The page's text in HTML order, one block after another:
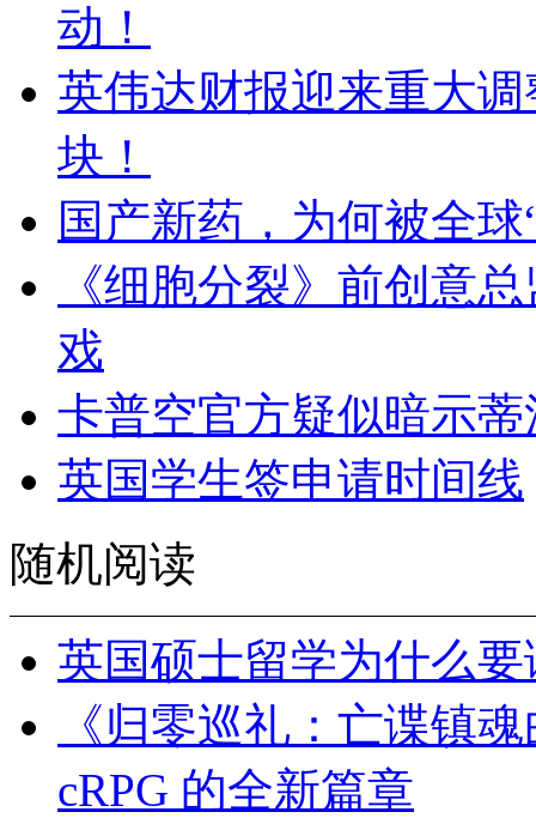
动！
英伟达财报迎来重大
块！
国产新药，为何被全球
《细胞分裂》前创意
戏
卡普空官方疑似暗示
英国学生签申请时间线
随机阅读
英国硕士留学为什么
《归零巡礼：亡谍镇
cRPG 的全新篇章